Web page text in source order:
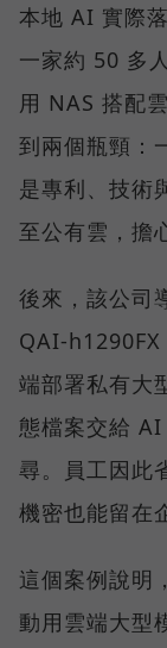
本地 AI 實際
一家約 50 多
用 NAS 搭配
到兩個瓶頸：
是專利、技術
至公有雲，擔
後來，該公司
QAI-h1290FX
端部署私有大
態檔案交給
尋。員工因此
機密也能留在
這個案例說明
動用雲端大型